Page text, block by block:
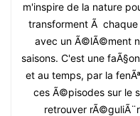
m'inspire de la nature
transforment Ã
avec un Ã©lÃ©ment
saisons. C'est une
et au temps, par la
ces Ã©pisodes sur le
retrouver